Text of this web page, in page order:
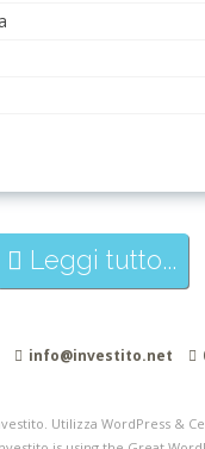
Leggi tutto...
info@investito.net
. Utilizza WordPress &